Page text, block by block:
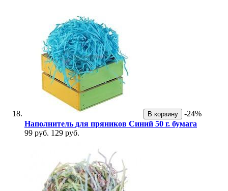
В корзину
-24%
Наполнитель для пряников Синий 50 г. бумага
99 руб. 129 руб.